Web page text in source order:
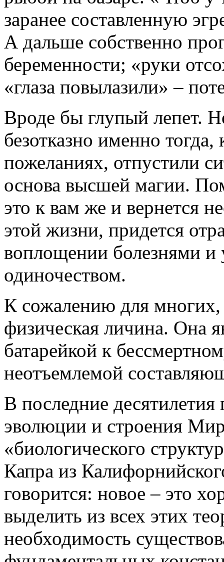
заранее составленную
А дальше собственно
беременности; «руки
«глаза повылазили» –
Вроде бы глупый лепет.
безотказно именно
пожеланиях, отпустили
основа высшей магии.
это к вам же и вернется
этой жизни, придется
воплощении болезнями и
одиночеством.
К сожалению для многих,
физическая личина. Она
батарейкой к
неотъемлемой
В последние
эволюции и строения
«биологического
Капра из
говорится: новое – это
выделить из всех этих
необходимость